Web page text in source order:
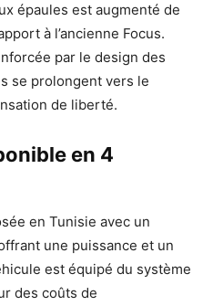
épaules est augmenté de
à l’ancienne Focus.
par le design des
se prolongent vers le
de liberté.
en 4
en Tunisie avec un
une puissance et un
est équipé du système
des coûts de